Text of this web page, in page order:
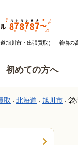
旭川市・出張買取）｜着物の
初めての方へ
取 > 北海道 > 旭川市 > 袋